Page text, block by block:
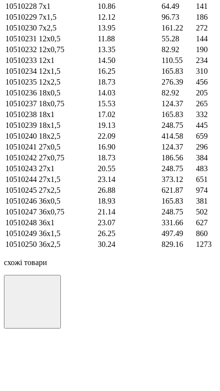
10510228 7х1 10.86 64.49
141
10510229 7х1,5 12.12 96.73
186
10510230 7х2,5 13.95 161.22
272
10510231 12х0,5 11.88 55.28
144
10510232 12х0,75 13.35 82.92
190
10510233 12х1 14.50 110.55
234
10510234 12х1,5 16.25 165.83
310
10510235 12х2,5 18.73 276.39
456
10510236 18х0,5 14.03 82.92
205
10510237 18х0,75 15.53 124.37
265
10510238 18х1 17.02 165.83
332
10510239 18х1,5 19.13 248.75
445
10510240 18х2,5 22.09 414.58
659
10510241 27х0,5 16.90 124.37
296
10510242 27х0,75 18.73 186.56
384
10510243 27х1 20.55 248.75
483
10510244 27х1,5 23.14 373.12
651
10510245 27х2,5 26.88 621.87
974
10510246 36х0,5 18.93 165.83
381
10510247 36х0,75 21.14 248.75
502
10510248 36х1 23.07 331.66
627
10510249 36х1,5 26.25 497.49
860
10510250 36х2,5 30.24 829.16 1273
схожі товари